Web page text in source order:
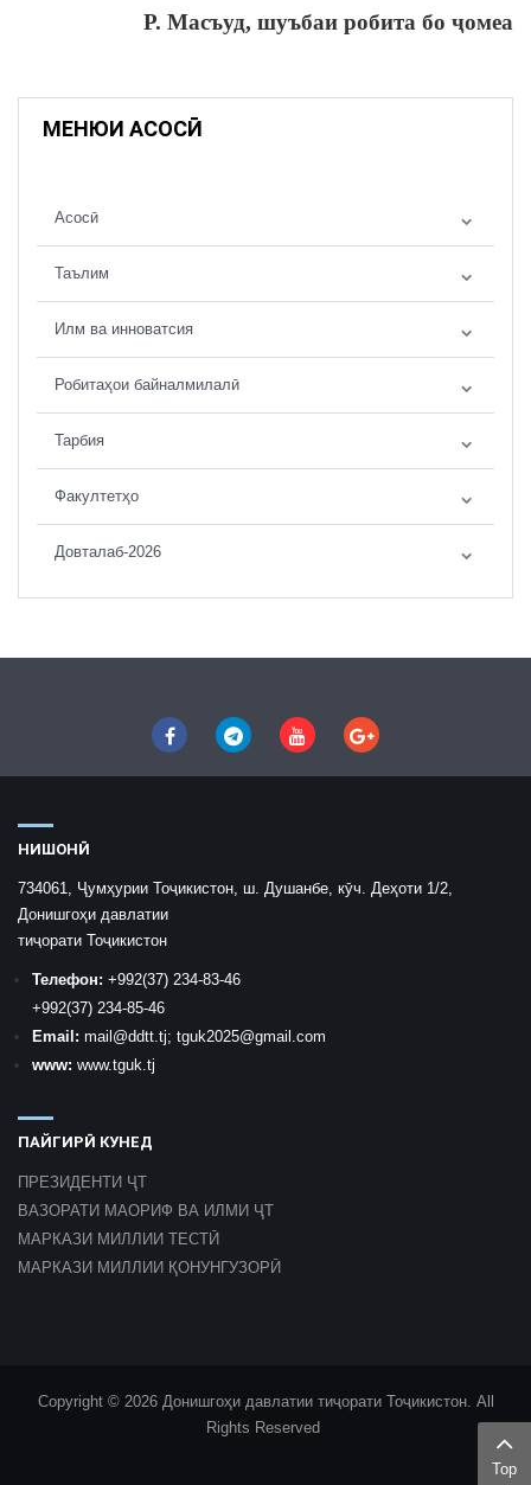
Р. Масъуд, шуъбаи робита бо ҷомеа
МЕНЮИ АСОСӢ
Асосӣ
Таълим
Илм ва инноватсия
Робитаҳои байналмилалӣ
Тарбия
Факултетҳо
Довталаб-2026
НИШОНӢ
734061, Ҷумҳурии Тоҷикистон, ш. Душанбе, кӯч. Деҳоти 1/2,
Донишгоҳи давлатии
тиҷорати Тоҷикистон
Телефон: +992(37) 234-83-46
+992(37) 234-85-46
Email: mail @ddtt.tj; tguk2025@gmail.com
www: www.tguk.tj
ПАЙГИРӢ КУНЕД
ПРЕЗИДЕНТИ ҶТ
ВАЗОРАТИ МАОРИФ ВА ИЛМИ ҶТ
МАРКАЗИ МИЛЛИИ ТЕСТӢ
МАРКАЗИ МИЛЛИИ ҚОНУНГУЗОРӢ
Copyright © 2026 Донишгоҳи давлатии тиҷорати Тоҷикистон. All
Rights Reserved
Top